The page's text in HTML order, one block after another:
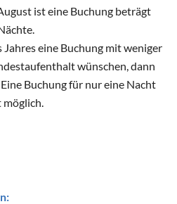
ist eine Buchung beträgt
Jahres eine Buchung mit weniger
wünschen, dann
Buchung für nur eine Nacht